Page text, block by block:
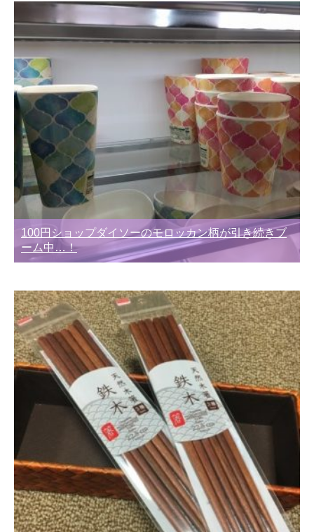
100円ショップダイソーのモロッカン柄が引き続きブ
ーム中…！